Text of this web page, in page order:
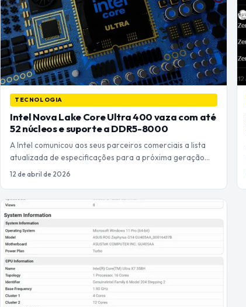
TECNOLOGIA
Intel Nova Lake Core Ultra 400 vaza com até
52 núcleos e suporte a DDR5-8000
A Intel comunicou aos seus parceiros comerciais a lista
atualizada de especificações para a próxima geração…
12 de abril de 2026